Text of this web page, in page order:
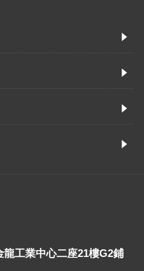
工業中心二座21樓G2鋪